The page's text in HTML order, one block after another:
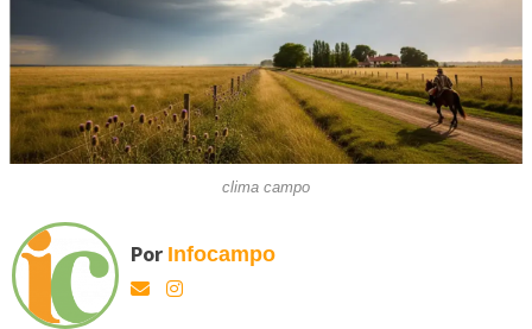
clima campo
Por Infocampo